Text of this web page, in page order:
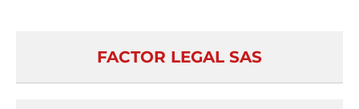
FACTOR LEGAL SAS